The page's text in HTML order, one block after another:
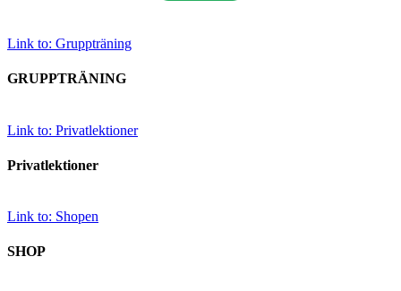
Link to: Gruppträning
GRUPPTRÄNING
Link to: Privatlektioner
Privatlektioner
Link to: Shopen
SHOP